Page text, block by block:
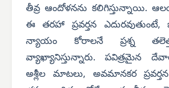
తీవ్ర ఆందోళనను కలిగిస్తున్నాయి.
ఈ తరహా ప్రవర్తన ఎదురవుతుంటే,
న్యాయం కోరాలనే ప్రశ్న
వ్యాఖ్యానిస్తున్నారు.పవిత్రమైన
అశ్లీల మాటలు, అవమానకర